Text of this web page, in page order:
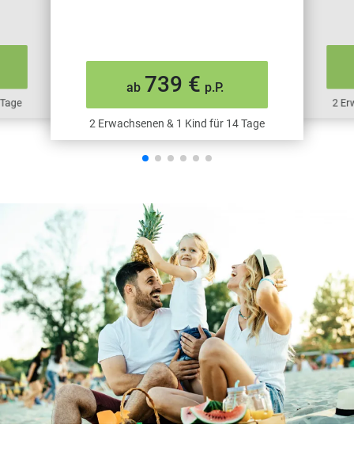
ab 739 € p.P.
2 Erwachsenen & 1 Kind für 14 Tage
2